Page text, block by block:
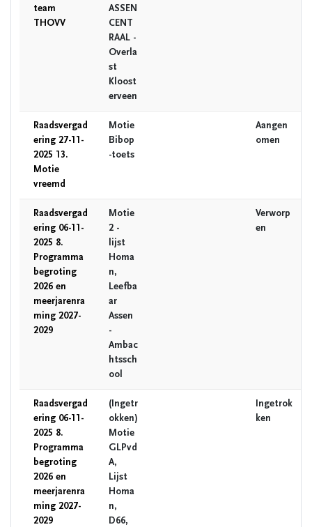
team
THOVV
ASSEN
CENT
RAAL -
Overla
st
Kloost
erveen
Raadsvergad
ering 27-11-
2025 13.
Motie
vreemd
Motie
Bibop
-toets
Aangen
omen
Raadsvergad
ering 06-11-
2025 8.
Programma
begroting
2026 en
meerjarenra
ming 2027-
2029
Motie
2 -
lijst
Homa
n,
Leefba
ar
Assen
-
Ambac
htssch
ool
Verworp
en
Raadsvergad
ering 06-11-
2025 8.
Programma
begroting
2026 en
meerjarenra
ming 2027-
2029
(Ingetr
okken)
Motie
GLPvd
A,
Lijst
Homa
n,
D66,
Ingetrok
ken